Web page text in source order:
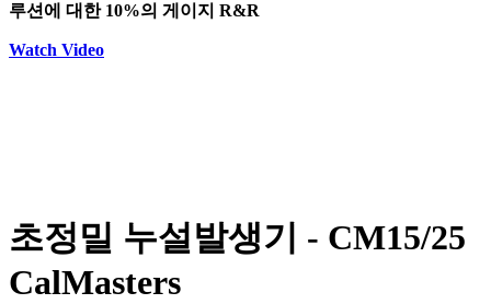
루션에 대한 10%의 게이지 R&R
Watch Video
초정밀 누설발생기 - CM15/25
CalMasters